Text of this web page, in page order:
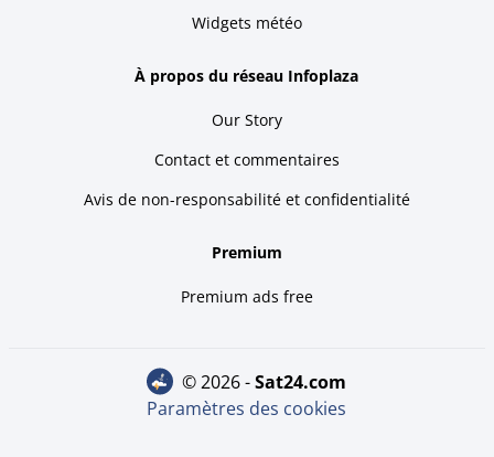
Widgets météo
À propos du réseau Infoplaza
Our Story
Contact et commentaires
Avis de non-responsabilité et confidentialité
Premium
Premium ads free
© 2026 - sat24.com
Paramètres des cookies